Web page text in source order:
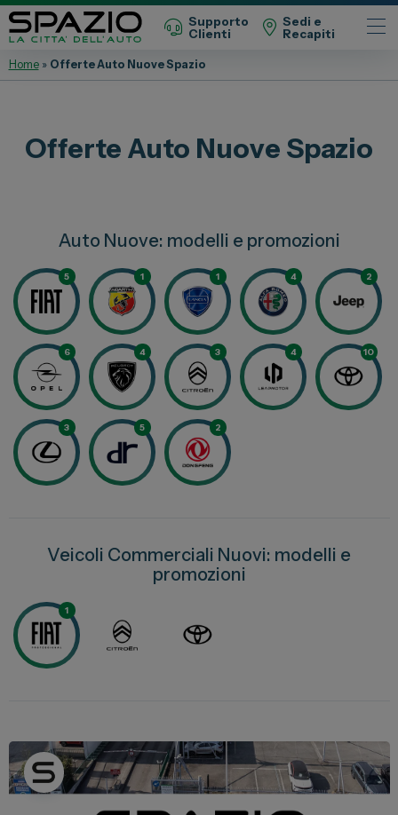
Supporto
Clienti
Sedi e
Recapiti
Abarth
Opel
Peugeot
Citroen
Leapmotor
Toyota
Lexus
DR
Dongfeng
Veicoli Commerciali
Citroen
Toyota
Auto Usate e Km Zero
Officina
Carrozzeria
Home» Offerte Auto Nuove Spazio
Offerte Auto Nuove Spazio
Auto Nuove: modelli e promozioni
5 1 1 4 2
6 4 3 4 10
3 5 2
Veicoli Commerciali Nuovi: modelli e
promozioni
1